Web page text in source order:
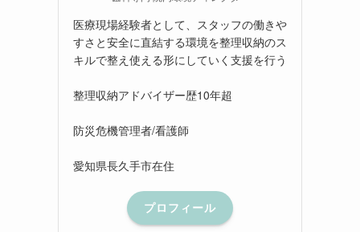
医療現場経験者として、スタッフの働きや
すさと安全に直結する環境を整理収納のス
キルで整え使える形にしていく支援を行う
整理収納アドバイザー歴10年超
防災危機管理者/看護師
愛知県長久手市在住
プロフィール